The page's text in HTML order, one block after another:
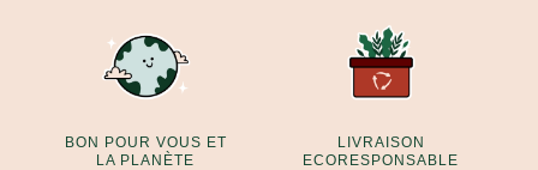
BON POUR VOUS ET
LA PLANÈTE
LIVRAISON
ECORESPONSABLE